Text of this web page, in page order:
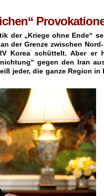
der „Kriege ohne Ende“
der Grenze zwischen
Korea schüttelt. Aber er
gegen den Iran
jeder, die ganze Region in